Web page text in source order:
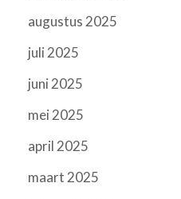
augustus 2025
juli 2025
juni 2025
mei 2025
april 2025
maart 2025